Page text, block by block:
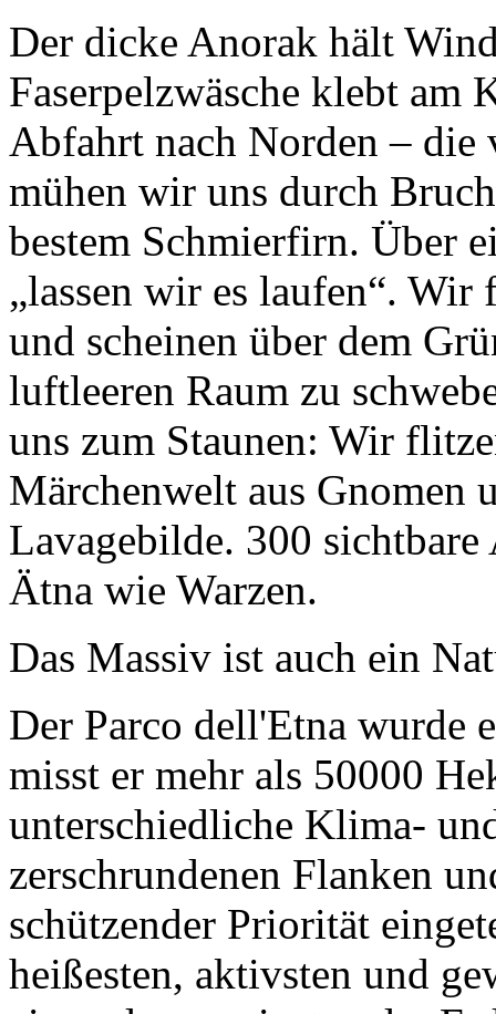
Der dicke Anorak hält
Faserpelzwäsche klebt am
Abfahrt nach Norden – die
mühen wir uns durch
bestem Schmierfirn. Über
„lassen wir es laufen“.
und scheinen über dem
luftleeren Raum zu
uns zum Staunen: Wir
Märchenwelt aus Gnomen
Lavagebilde. 300
Ätna wie Warzen.
Das Massiv ist auch ein
Der Parco dell'Etna wurde
misst er mehr als 50000
unterschiedliche Klima-
zerschrundenen Flanken
schützender Priorität
heißesten, aktivsten und